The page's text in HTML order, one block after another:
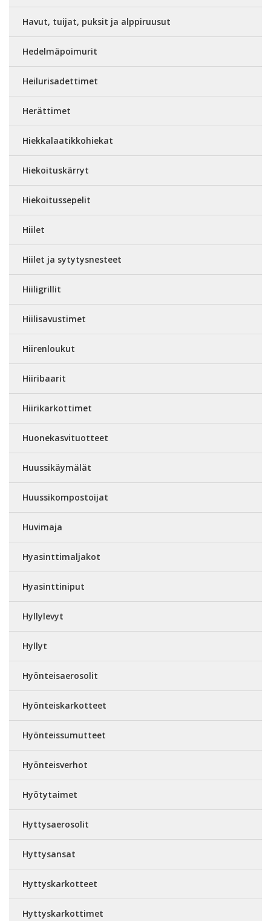
Havut, tuijat, puksit ja alppiruusut
Hedelmäpoimurit
Heilurisadettimet
Herättimet
Hiekkalaatikkohiekat
Hiekoituskärryt
Hiekoitussepelit
Hiilet
Hiilet ja sytytysnesteet
Hiiligrillit
Hiilisavustimet
Hiirenloukut
Hiiribaarit
Hiirikarkottimet
Huonekasvituotteet
Huussikäymälät
Huussikompostoijat
Huvimaja
Hyasinttimaljakot
Hyasinttiniput
Hyllylevyt
Hyllyt
Hyönteisaerosolit
Hyönteiskarkotteet
Hyönteissumutteet
Hyönteisverhot
Hyötytaimet
Hyttysaerosolit
Hyttysansat
Hyttyskarkotteet
Hyttyskarkottimet